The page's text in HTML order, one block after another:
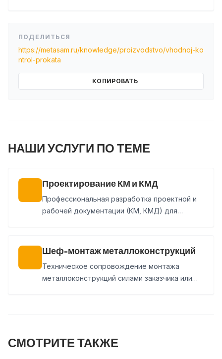
ПОДЕЛИТЬСЯ
https://metasam.ru/knowledge/proizvodstvo/vhodnoj-ko
ntrol-prokata
КОПИРОВАТЬ
НАШИ УСЛУГИ ПО ТЕМЕ
Проектирование КМ и КМД
Профессиональная разработка проектной и
рабочей документации (КМ, КМД) для
Шеф-монтаж металлоконструкций
Техническое сопровождение монтажа
металлоконструкций силами заказчика или
СМОТРИТЕ ТАКЖЕ